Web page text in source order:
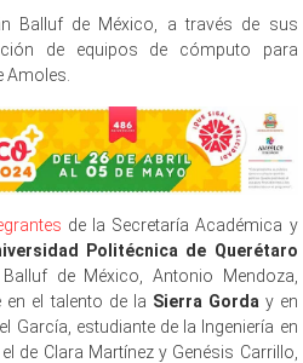
Balluf de México, a través de sus
de equipos de cómputo para
Amoles.
de la Secretaría Académica y
Politécnica de Querétaro
de México, Antonio Mendoza,
el talento de la Sierra Gorda y en
García, estudiante de la Ingeniería en
de Clara Martínez y Genésis Carrillo,